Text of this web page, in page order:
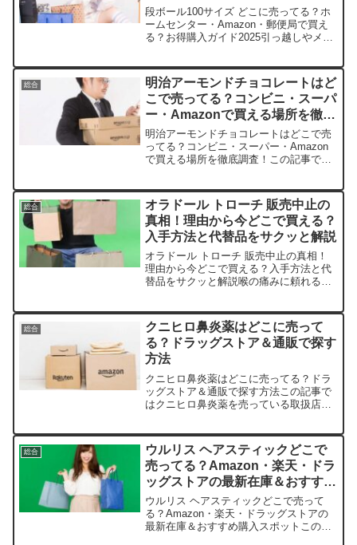
2025
段ボール100サイズ どこに売ってる？ホ
ームセンター・Amazon・郵便局で買え
る？お得購入ガイド2025引っ越しやメル
記事では取扱店や平均価格、安く手に入
る場所を手...
総合
明治アーモンドチョコレートはど
こで売ってる？コンビニ・スーパ
ー・Amazonで買える場所を徹底
調査！
明治アーモンドチョコレートはどこで売
ってる？コンビニ・スーパー・Amazon
で買える場所を徹底調査！この記事で
える場所などを手短に紹介します。サク
ッと香ばしいアーモンド...
総合
オラドール トローチ 販売中止の
真相！理由から今どこで買える？
入手方法と代替品をサクッと解説
オラドール トローチ 販売中止の真相！
理由から今どこで買える？入手方法と代
替品をサクッと解説喉の痛みに頼れるオ
ルトローチの取扱店や平均価格、安く買
えるスポットをサクッと...
総合
クニヒロ鼻炎薬はどこに売って
る？ドラッグストア＆通販で探す
方法
クニヒロ鼻炎薬はどこに売ってる？ドラ
ッグストア＆通販で探す方法この記事で
はクニヒロ鼻炎薬を売っている取扱店
て何？まずは基本を確認！クニヒロ鼻炎
薬は、くしゃみ・鼻水・鼻づ...
総合
ウルリス ヘアスティックどこで
売ってる？Amazon・楽天・ドラ
ッグストアの最新在庫＆おすすめ
購入スポット
ウルリス ヘアスティックどこで売って
る？Amazon・楽天・ドラッグストアの
最新在庫＆おすすめ購入スポットこの記